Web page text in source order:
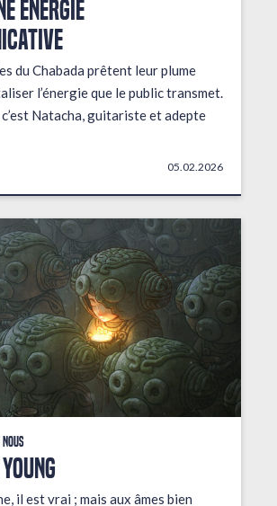
énergie
du Chabada prêtent leur plume
l’énergie que le public transmet.
c’est Natacha, guitariste et adepte
05.02.2026
il est vrai ; mais aux âmes bien